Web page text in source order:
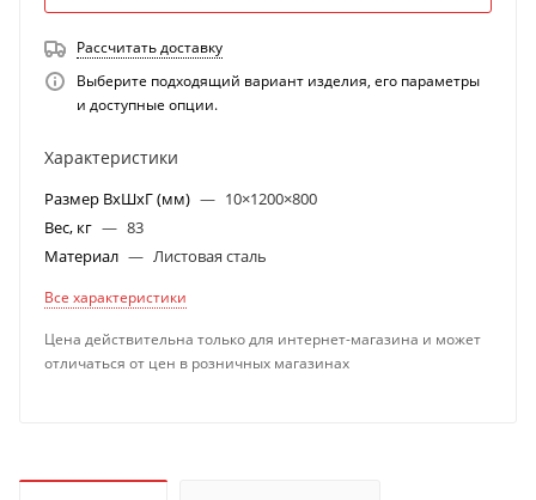
Рассчитать доставку
Выберите подходящий вариант изделия, его параметры
и доступные опции.
Характеристики
Размер ВхШхГ (мм) — 10×1200×800
Вес, кг — 83
Материал — Листовая сталь
Все характеристики
Цена действительна только для интернет-магазина и может
отличаться от цен в розничных магазинах